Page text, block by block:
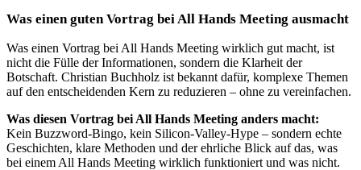
Was einen guten Vortrag bei All Hands Meeting ausmacht
Was einen Vortrag bei All Hands Meeting wirklich gut macht, ist
nicht die Fülle der Informationen, sondern die Klarheit der
Botschaft. Christian Buchholz ist bekannt dafür, komplexe Themen
auf den entscheidenden Kern zu reduzieren – ohne zu vereinfachen.
Was diesen Vortrag bei All Hands Meeting anders macht:
Kein Buzzword-Bingo, kein Silicon-Valley-Hype – sondern echte
Geschichten, klare Methoden und der ehrliche Blick auf das, was
bei einem All Hands Meeting wirklich funktioniert und was nicht.